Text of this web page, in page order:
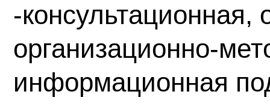
-консультационная,
организационно-
информационная